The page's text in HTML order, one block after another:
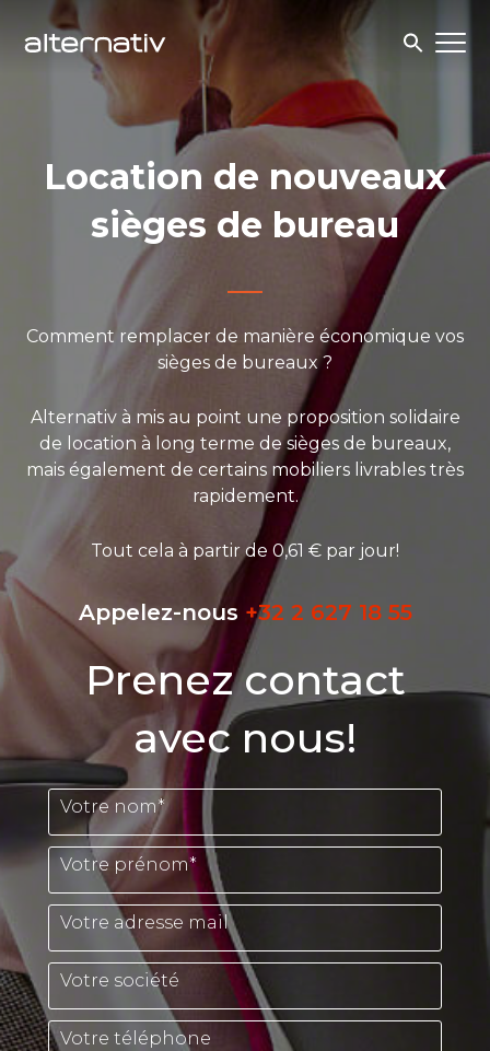
Location de nouveaux
sièges de bureau
Comment remplacer de manière économique vos
sièges de bureaux ?
Alternativ à mis au point une proposition solidaire
de location à long terme de sièges de bureaux,
mais également de certains mobiliers livrables très
rapidement.
Tout cela à partir de 0,61 € par jour!
Appelez-nous +32 2 627 18 55
Prenez contact
avec nous!